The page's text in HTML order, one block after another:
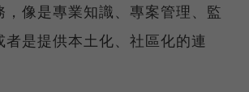
，像是專業知識、專案管理、監
者是提供本土化、社區化的連